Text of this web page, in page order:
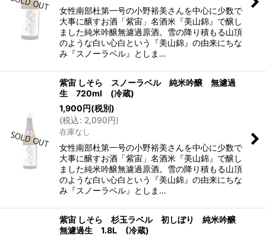
女性南部杜第一号の小野裕美さんを中心に少数で
大事に醸すお酒「紫宙」名酒米『美山錦』で醸し
ました純米吟醸無濾過原酒。雪の降り積もる山頂
のような白い心白という『美山錦』の由来にちな
み『スノーラベル』としま…
紫宙 しそら スノーラベル 純米吟醸 無濾過
生 720ml (冷蔵)
1,900円(税別)
(税込: 2,090円)
在庫なし
女性南部杜第一号の小野裕美さんを中心に少数で
大事に醸すお酒「紫宙」名酒米『美山錦』で醸し
ました純米吟醸無濾過原酒。雪の降り積もる山頂
のような白い心白という『美山錦』の由来にちな
み『スノーラベル』としま…
紫宙 しそら 杉玉ラベル 初しぼり 純米吟醸
無濾過生 1.8L (冷蔵)